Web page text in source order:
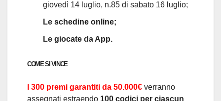
giovedì 14 luglio, n.85 di sabato 16 luglio;
Le schedine online;
Le giocate da App.
COME SI VINCE
I 300 premi garantiti da 50.000€ verranno
assegnati estraendo 100 codici per ciascun